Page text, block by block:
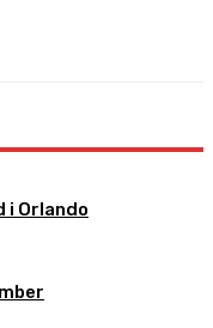
i Orlando